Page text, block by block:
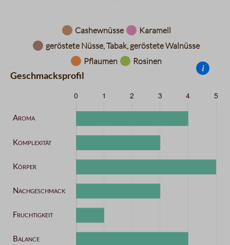
Datentabelle für das Diagramm: Aromarad
Cashewnüsse
Karamell
geröstete Nüsse, Tabak, geröstete Walnüsse
Pflaumen
Rosinen
Geschmacksprofil
i